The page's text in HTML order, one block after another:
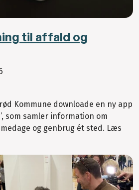
til affald og
Kommune downloade en ny app
som samler information om
og genbrug ét sted. Læs